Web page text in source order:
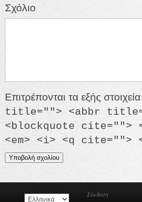
Σχόλιο
Επιτρέπονται τα εξής στοιχεία
title=""> <abbr
<blockquote cite="">
<em> <i> <q cite="">
Σύνδεση